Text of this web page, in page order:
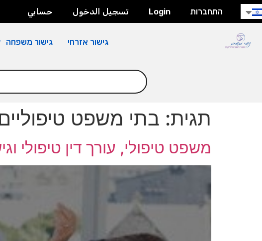
תחילתו
של
אינטרנט,
התחברות Login تسجيل الدخول حسابي
גישור אזרחי גישור משפחה
תגית: בתי משפט
משפט טיפולי, עורך דין טיפולי